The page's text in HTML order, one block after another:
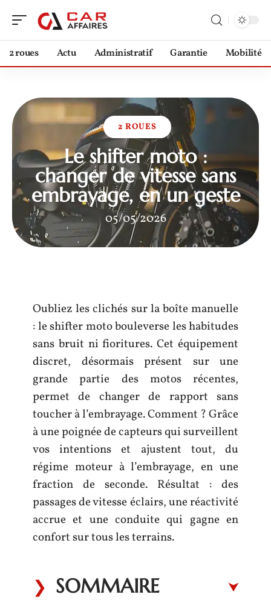
2 roues Actu Administratif Garantie Mobilité
2 ROUES
Le shifter moto :
changer de vitesse sans
embrayage, en un geste
05/05/2026
Oubliez les clichés sur la boîte manuelle
: le shifter moto bouleverse les habitudes
sans bruit ni fioritures. Cet équipement
discret, désormais présent sur une
grande partie des motos récentes,
permet de changer de rapport sans
toucher à l’embrayage. Comment ? Grâce
à une poignée de capteurs qui surveillent
vos intentions et ajustent tout, du
régime moteur à l’embrayage, en une
fraction de seconde. Résultat : des
passages de vitesse éclairs, une réactivité
accrue et une conduite qui gagne en
confort sur tous les terrains.
SOMMAIRE